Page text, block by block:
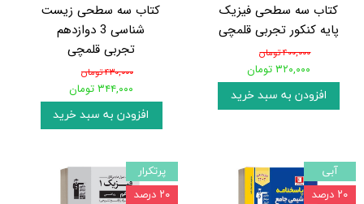
کتاب سه سطحی فیزیک
پایه کنکور تجربی قلمچی
۴۰۰,۰۰۰ تومان
۳۲۰,۰۰۰ تومان
افزودن به سبد خرید
کتاب سه سطحی زیست
شناسی 3 دوازدهم
تجربی قلمچی
۴۳۰,۰۰۰ تومان
۳۴۴,۰۰۰ تومان
افزودن به سبد خرید
آبی
۲۰ درصد
پرتکرار
۲۰ درصد